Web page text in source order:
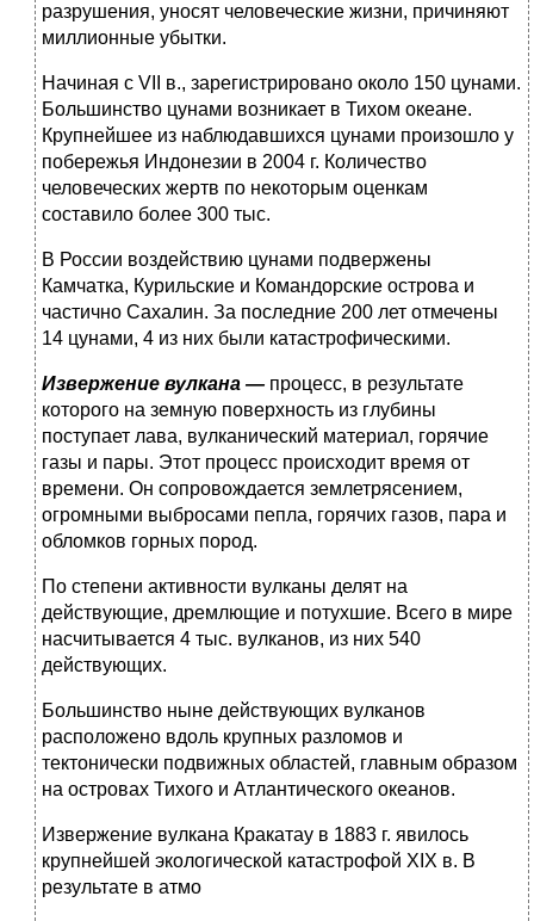
разрушения, уносят человеческие жизни, при­чиняют
миллионные убытки.
Начиная с VII в., зарегистрировано около 150 цунами.
Боль­шинство цунами возникает в Тихом океане.
Крупнейшее из наблюдавшихся цунами произошло у
побережья Индонезии в 2004 г. Количество
человеческих жертв по некоторым оцен­кам
составило более 300 тыс.
В России воздействию цунами подвержены
Камчатка, Ку­рильские и Командорские острова и
частично Сахалин. За последние 200 лет отмечены
14 цунами, 4 из них были катас­трофическими.
Извержение вулкана — процесс, в результате
которого на земную поверхность из глубины
поступает лава, вулканиче­ский материал, горячие
газы и пары. Этот процесс происхо­дит время от
времени. Он сопровождается землетрясением,
огромными выбросами пепла, горячих газов, пара и
обломков горных пород.
По степени активности вулканы делят на
действующие, дремлющие и потухшие. Всего в мире
насчитывается 4 тыс. вулканов, из них 540
действующих.
Большинство ныне действующих вулканов
расположено вдоль крупных разломов и
тектонически подвижных областей, глав­ным образом
на островах Тихого и Атлантического океанов.
Извержение вулкана Кракатау в 1883 г. явилось
крупней­шей экологической катастрофой XIX в. В
результате в атмо­